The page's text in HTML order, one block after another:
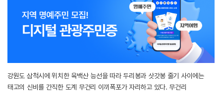
강원도 삼척시에 위치한 육백산 능선을 따라 두리봉과 삿갓봉 줄기 사이에는
태고의 신비를 간직한 도계 무건리 이끼폭포가 자리하고 있다. 무건리